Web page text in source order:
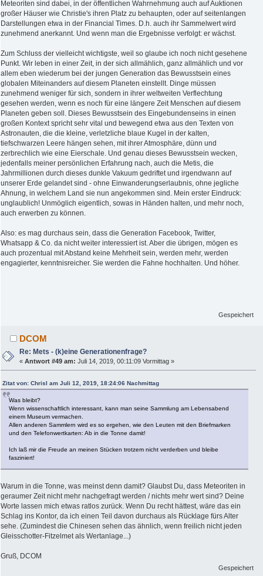
Meteoriten sind dabei, in der öffentlichen Wahrnehmung auch auf Auktionen
großer Häuser wie Christie's ihren Platz zu behaupten, oder auf seitenlangen
Darstellungen etwa in der Financial Times. D.h. auch ihr Sammelwert wird
zunehmend anerkannt. Und wenn man die Ergebnisse verfolgt: er wächst.
Zum Schluss der vielleicht wichtigste, weil so glaube ich noch nicht gesehene
Punkt. Wir leben in einer Zeit, in der sich allmählich, ganz allmählich und vor
allem eben wiederum bei der jungen Generation das Bewusstsein eines
globalen Miteinanders auf diesem Planeten einstellt. Dinge müssen
zunehmend weniger für sich, sondern in ihrer weltweiten Verflechtung
gesehen werden, wenn es noch für eine längere Zeit Menschen auf diesem
Planeten geben soll. Dieses Bewusstsein des Eingebundenseins in einen
großen Kontext spricht sehr vital und bewegend etwa aus den Texten von
Astronauten, die die kleine, verletzliche blaue Kugel in der kalten,
tiefschwarzen Leere hängen sehen, mit ihrer Atmosphäre, dünn und
zerbrechlich wie eine Eierschale. Und genau dieses Bewusstsein wecken,
jedenfalls meiner persönlichen Erfahrung nach, auch die Metis, die
Jahrmillionen durch dieses dunkle Vakuum gedriftet und irgendwann auf
unserer Erde gelandet sind - ohne Einwanderungserlaubnis, ohne jegliche
Ahnung, in welchem Land sie nun angekommen sind. Mein erster Eindruck:
unglaublich! Unmöglich eigentlich, sowas in Händen halten, und mehr noch,
auch erwerben zu können.
Also: es mag durchaus sein, dass die Generation Facebook, Twitter,
Whatsapp & Co. da nicht weiter interessiert ist. Aber die übrigen, mögen es
auch prozentual mit Abstand keine Mehrheit sein, werden mehr, werden
engagierter, kenntnisreicher. Sie werden die Fahne hochhalten. Und höher.
Gespeichert
DCOM
Re: Mets - (k)eine Generationenfrage?
«Antwort #49 am: Juli 14, 2019, 00:11:09 Vormittag »
Zitat von: Chrisl am Juli 12, 2019, 18:24:06 Nachmittag
Was bleibt?
Wenn wissenschaftlich interessant, kann man seine Sammlung am Lebensabend
einem Museum vermachen.
Allen anderen Sammlern wird es so ergehen, wie den Leuten mit den Briefmarken
und den Telefonwertkarten: Ab in die Tonne damit!
Ich laß mir die Freude an meinen Stücken trotzem nicht verderben und bleibe
fasziniert!
Warum in die Tonne, was meinst denn damit? Glaubst Du, dass Meteoriten in
geraumer Zeit nicht mehr nachgefragt werden / nichts mehr wert sind? Deine
Worte lassen mich etwas ratlos zurück. Wenn Du recht hättest, wäre das ein
Schlag ins Kontor, da ich einen Teil davon durchaus als Rücklage fürs Alter
sehe. (Zumindest die Chinesen sehen das ähnlich, wenn freilich nicht jeden
Gleisschotter-Fitzelmet als Wertanlage...)
Gruß, DCOM
Gespeichert